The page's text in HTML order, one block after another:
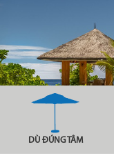
DÙ ĐÚNG TÂM